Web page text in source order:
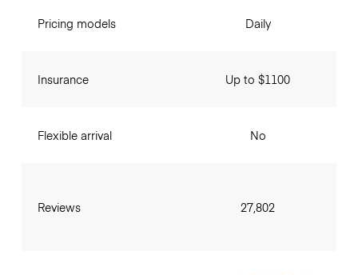
Pricing models
Insurance
Flexible arrival
Reviews
Daily
Up to $1100
No
27,802